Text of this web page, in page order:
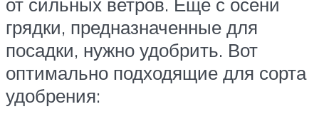
грядки, предназначенные для
посадки, нужно удобрить. Вот
оптимально подходящие для сорта
удобрения: